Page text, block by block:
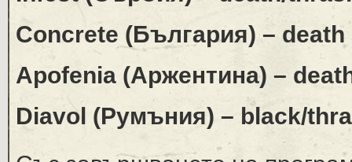
Concrete (България) – death
Apofenia (Аржентина) –
Diavol (Румъния) – black/